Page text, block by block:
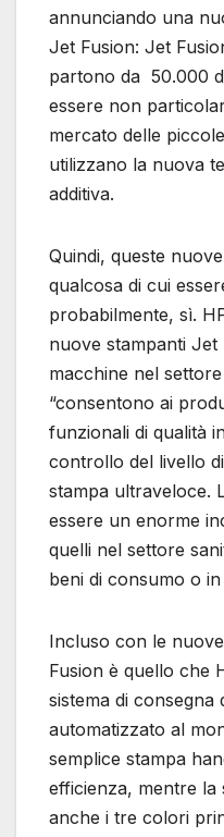
annunciando una
Jet Fusion: Jet
partono da 50.000
essere non
mercato delle
utilizzano la nuova
additiva.
Quindi, queste
qualcosa di cui
probabilmente, sì.
nuove stampanti
macchine nel
“consentono ai
funzionali di qualità
controllo del livello
stampa ultraveloce.
essere un enorme
quelli nel settore
beni di consumo o
Incluso con le
Fusion è quello che
sistema di consegna
automatizzato al
semplice stampa
efficienza, mentre
anche i tre colori